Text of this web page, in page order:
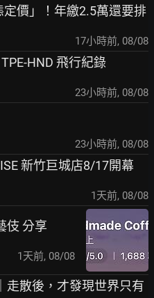
定價」！年繳2.5萬還要排
17小時前, 08/08
HND 飛行紀錄
23小時前, 08/08
23小時前, 08/08
新竹巨城店8/17開幕
1天前, 08/08
伎 分享
1天前, 08/08
走散後，才發現世界只有